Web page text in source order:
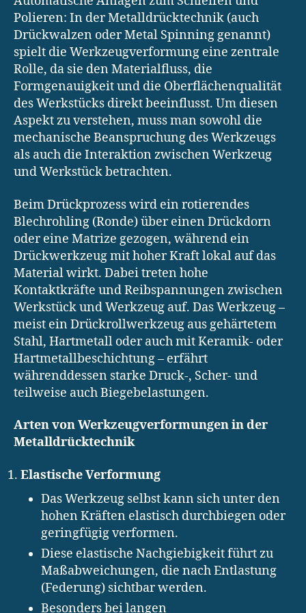
Polieren: In der Metalldrücktechnik (auch
Drückwalzen oder Metal Spinning genannt)
spielt die Werkzeugverformung eine zentrale
Rolle, da sie den Materialfluss, die
Formgenauigkeit und die Oberflächenqualität
des Werkstücks direkt beeinflusst. Um diesen
Aspekt zu verstehen, muss man sowohl die
mechanische Beanspruchung des Werkzeugs
als auch die Interaktion zwischen Werkzeug
und Werkstück betrachten.
Beim Drückprozess wird ein rotierendes
Blechrohling (Ronde) über einen Drückdorn
oder eine Matrize gezogen, während ein
Drückwerkzeug mit hoher Kraft lokal auf das
Material wirkt. Dabei treten hohe
Kontaktkräfte und Reibspannungen zwischen
Werkstück und Werkzeug auf. Das Werkzeug –
meist ein Drückrollwerkzeug aus gehärtetem
Stahl, Hartmetall oder auch mit Keramik- oder
Hartmetallbeschichtung – erfährt
währenddessen starke Druck-, Scher- und
teilweise auch Biegebelastungen.
Arten von Werkzeugverformungen in der
Metalldrücktechnik
Elastische Verformung
Das Werkzeug selbst kann sich unter den
hohen Kräften elastisch durchbiegen oder
geringfügig verformen.
Diese elastische Nachgiebigkeit führt zu
Maßabweichungen, die nach Entlastung
(Federung) sichtbar werden.
Besonders bei langen